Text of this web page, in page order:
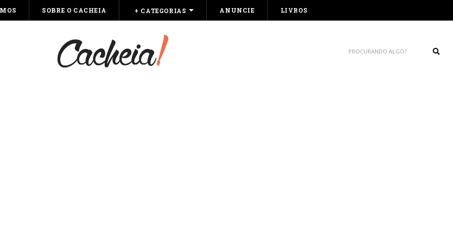
SOBRE O CACHEIA + CATEGORIAS ANUNCIE LIVROS